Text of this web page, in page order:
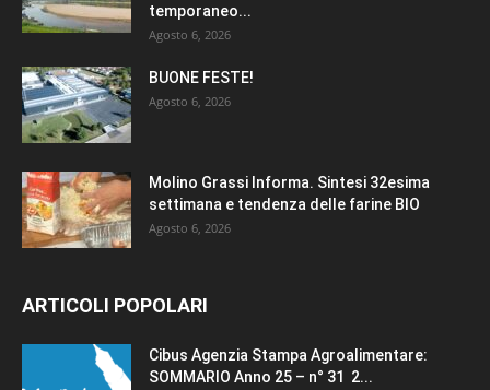
temporaneo...
Agosto 6, 2026
BUONE FESTE!
Agosto 6, 2026
Molino Grassi Informa. Sintesi 32esima
settimana e tendenza delle farine BIO
Agosto 6, 2026
ARTICOLI POPOLARI
Cibus Agenzia Stampa Agroalimentare:
SOMMARIO Anno 25 – n° 31 2...